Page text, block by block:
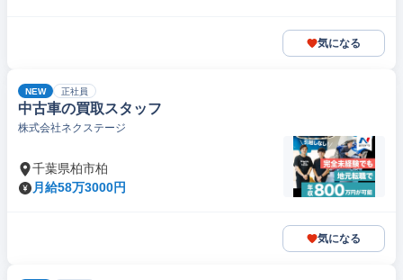
気になる
NEW 正社員
中古車の買取スタッフ
株式会社ネクステージ
千葉県柏市柏
月給58万3000円
気になる